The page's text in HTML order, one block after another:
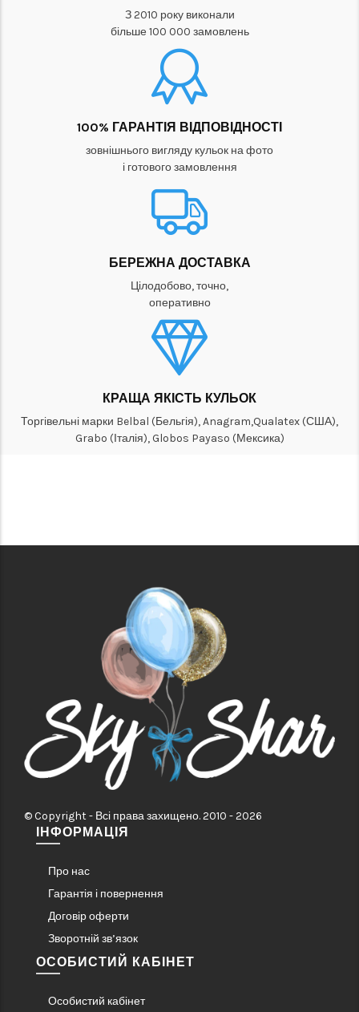
З 2010 року виконали
більше 100 000 замовлень
100% ГАРАНТІЯ ВІДПОВІДНОСТІ
зовнішнього вигляду кульок на фото
і готового замовлення
БЕРЕЖНА ДОСТАВКА
Цілодобово, точно,
оперативно
КРАЩА ЯКІСТЬ КУЛЬОК
Торгівельні марки Belbal (Бельгія), Anagram,Qualatex (США),
Grabo (Італія), Globos Payaso (Мексика)
© Copyright - Всі права захищено. 2010 - 2026
ІНФОРМАЦІЯ
Про нас
Гарантія і повернення
Договір оферти
Зворотній зв’язок
ОСОБИСТИЙ КАБІНЕТ
Особистий кабінет